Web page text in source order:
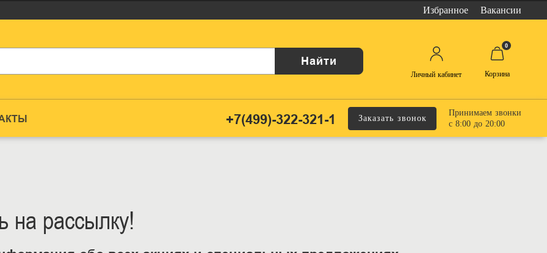
Избранное Вакансии
Найти
Личный кабинет Корзина
0
+7(499)-322-321-1 Заказать звонок
Принимаем звонки
с 8:00 до 20:00
на рассылку!